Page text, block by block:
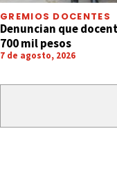
GREMIOS DOCENTES
Denuncian que
700 mil pesos
7 de agosto, 2026